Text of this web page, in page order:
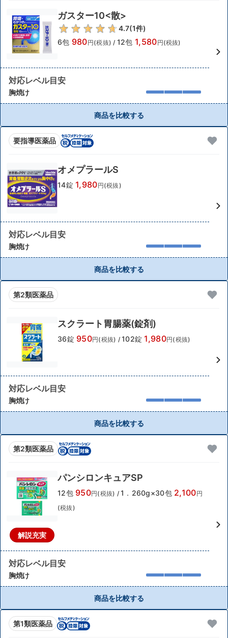
ガスター10<散>
4.7(1件)
6包 980円(税抜) / 12包 1,580円(税抜)
対応レベル目安
胸焼け
商品を比較する
要指導医薬品
オメプラールS
14錠 1,980円(税抜)
対応レベル目安
胸焼け
商品を比較する
第2類医薬品
スクラート胃腸薬(錠剤)
36錠 950円(税抜) / 102錠 1,980円(税抜)
対応レベル目安
胸焼け
商品を比較する
第2類医薬品
解説充実
パンシロンキュアSP
12包 950円(税抜) / 1．260g×30包 2,100円
(税抜)
対応レベル目安
胸焼け
商品を比較する
第1類医薬品